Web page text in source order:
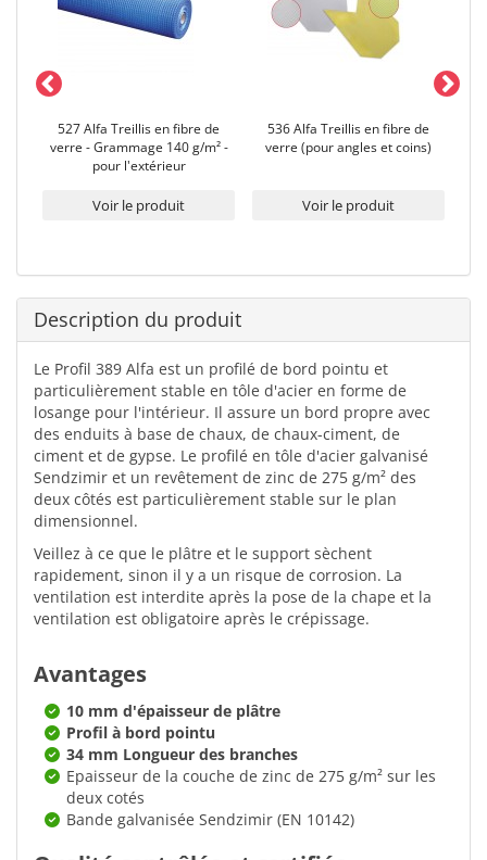
527 Alfa Treillis en fibre de
verre - Grammage 140 g/m² -
pour l'extérieur
Voir le produit
536 Alfa Treillis en fibre de
verre (pour angles et coins)
Voir le produit
Description du produit
Le Profil 389 Alfa est un profilé de bord pointu et
particulièrement stable en tôle d'acier en forme de
losange pour l'intérieur. Il assure un bord propre avec
des enduits à base de chaux, de chaux-ciment, de
ciment et de gypse. Le profilé en tôle d'acier galvanisé
Sendzimir et un revêtement de zinc de 275 g/m² des
deux côtés est particulièrement stable sur le plan
dimensionnel.
Veillez à ce que le plâtre et le support sèchent
rapidement, sinon il y a un risque de corrosion. La
ventilation est interdite après la pose de la chape et la
ventilation est obligatoire après le crépissage.
Avantages
10 mm d'épaisseur de plâtre
Profil à bord pointu
34 mm Longueur des branches
Epaisseur de la couche de zinc de 275 g/m² sur les
deux cotés
Bande galvanisée Sendzimir (EN 10142)